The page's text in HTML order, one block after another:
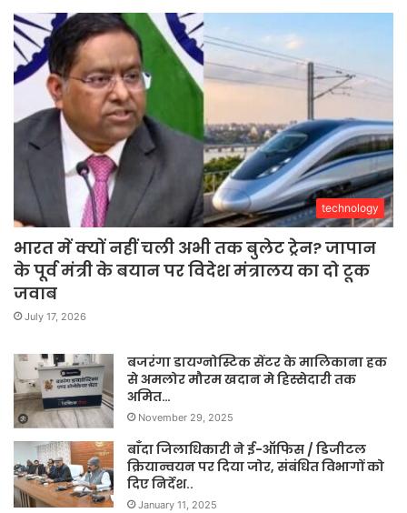
technology
भारत में क्यों नहीं चली अभी तक बुलेट ट्रेन? जापान
के पूर्व मंत्री के बयान पर विदेश मंत्रालय का दो टूक
जवाब
July 17, 2026
बजरंगा डायग्नोस्टिक सेंटर के मालिकाना हक
से अमलोर मौरम खदान मे हिस्सेदारी तक
अमित…
November 29, 2025
बाँदा जिलाधिकारी ने ई-ऑफिस / डिजीटल
क्रियान्वयन पर दिया जोर, संबंधित विभागों को
दिए निर्देश..
January 11, 2025